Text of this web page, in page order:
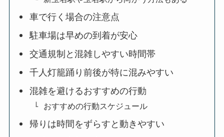
車で行く場合の注意点
駐車場は早めの到着が安心
交通規制と混雑しやすい時間帯
千人灯籠踊り前後が特に混みやすい
混雑を避けるおすすめの行動
おすすめの行動スケジュール
帰りは時間をずらすと動きやすい